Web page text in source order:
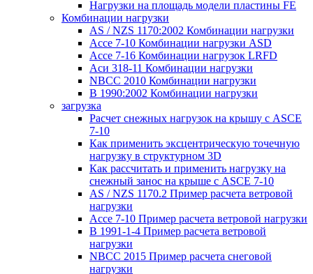
Нагрузки на площадь модели пластины FE
Комбинации нагрузки
AS / NZS 1170:2002 Комбинации нагрузки
Ассе 7-10 Комбинации нагрузки ASD
Ассе 7-16 Комбинации нагрузок LRFD
Аси 318-11 Комбинации нагрузки
NBCC 2010 Комбинации нагрузки
В 1990:2002 Комбинации нагрузки
загрузка
Расчет снежных нагрузок на крышу с ASCE
7-10
Как применить эксцентрическую точечную
нагрузку в структурном 3D
Как рассчитать и применить нагрузку на
снежный занос на крыше с ASCE 7-10
AS / NZS 1170.2 Пример расчета ветровой
нагрузки
Ассе 7-10 Пример расчета ветровой нагрузки
В 1991-1-4 Пример расчета ветровой
нагрузки
NBCC 2015 Пример расчета снеговой
нагрузки